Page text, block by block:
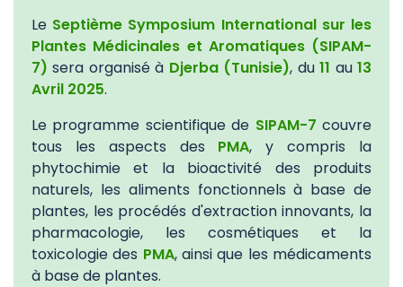
Le Septième Symposium International sur les
Plantes Médicinales et Aromatiques (SIPAM-
7) sera organisé à Djerba (Tunisie), du11 au13
Avril 2025.
Le programme scientifique de SIPAM-7 couvre
tous les aspects des PMA, y compris la
phytochimie et la bioactivité des produits
naturels, les aliments fonctionnels à base de
plantes, les procédés d'extraction innovants, la
pharmacologie, les cosmétiques et la
toxicologie des PMA, ainsi que les médicaments
à base de plantes.